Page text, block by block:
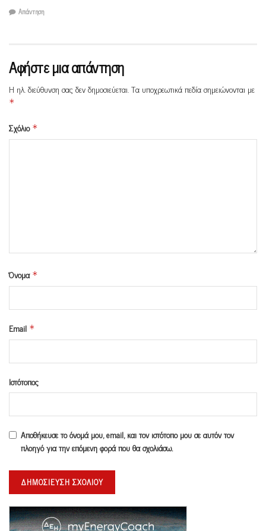
Απάντηση
Αφήστε μια απάντηση
Η ηλ. διεύθυνση σας δεν δημοσιεύεται.Τα υποχρεωτικά πεδία σημειώνονται με
*
Σχόλιο *
Όνομα *
Email *
Ιστότοπος
Αποθήκευσε το όνομά μου, email, και τον ιστότοπο μου σε αυτόν τον
πλοηγό για την επόμενη φορά που θα σχολιάσω.